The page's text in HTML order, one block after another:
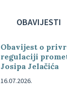
OBAVIJESTI
Obavijest o
regulaciji
Josipa Jelačića
16.07.2026.